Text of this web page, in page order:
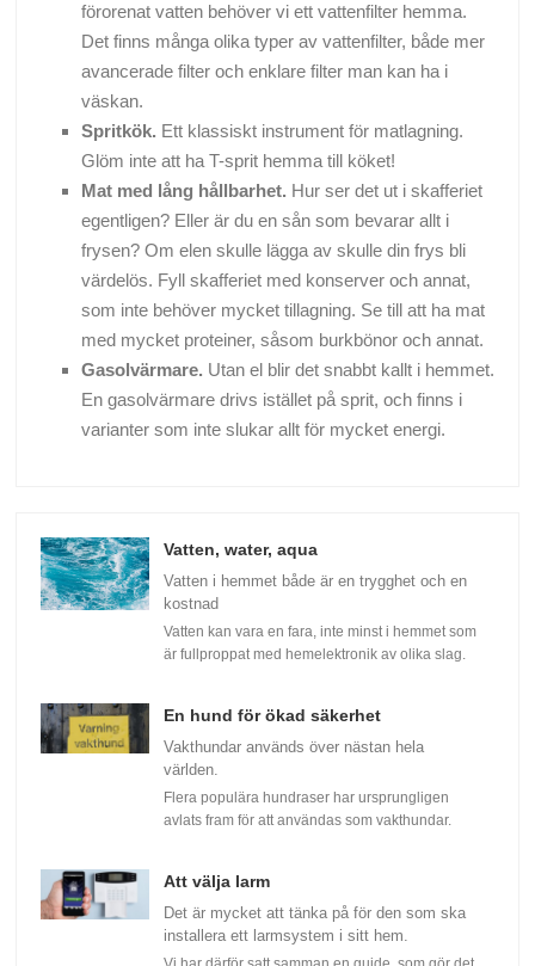
förorenat vatten behöver vi ett vattenfilter hemma.
Det finns många olika typer av vattenfilter, både mer
avancerade filter och enklare filter man kan ha i
väskan.
Spritkök. Ett klassiskt instrument för matlagning.
Glöm inte att ha T-sprit hemma till köket!
Mat med lång hållbarhet. Hur ser det ut i skafferiet
egentligen? Eller är du en sån som bevarar allt i
frysen? Om elen skulle lägga av skulle din frys bli
värdelös. Fyll skafferiet med konserver och annat,
som inte behöver mycket tillagning. Se till att ha mat
med mycket proteiner, såsom burkbönor och annat.
Gasolvärmare. Utan el blir det snabbt kallt i hemmet.
En gasolvärmare drivs istället på sprit, och finns i
varianter som inte slukar allt för mycket energi.
Vatten, water, aqua
Vatten i hemmet både är en trygghet och en
kostnad
Vatten kan vara en fara, inte minst i hemmet som
är fullproppat med hemelektronik av olika slag.
En hund för ökad säkerhet
Vakthundar används över nästan hela
världen.
Flera populära hundraser har ursprungligen
avlats fram för att användas som vakthundar.
Att välja larm
Det är mycket att tänka på för den som ska
installera ett larmsystem i sitt hem.